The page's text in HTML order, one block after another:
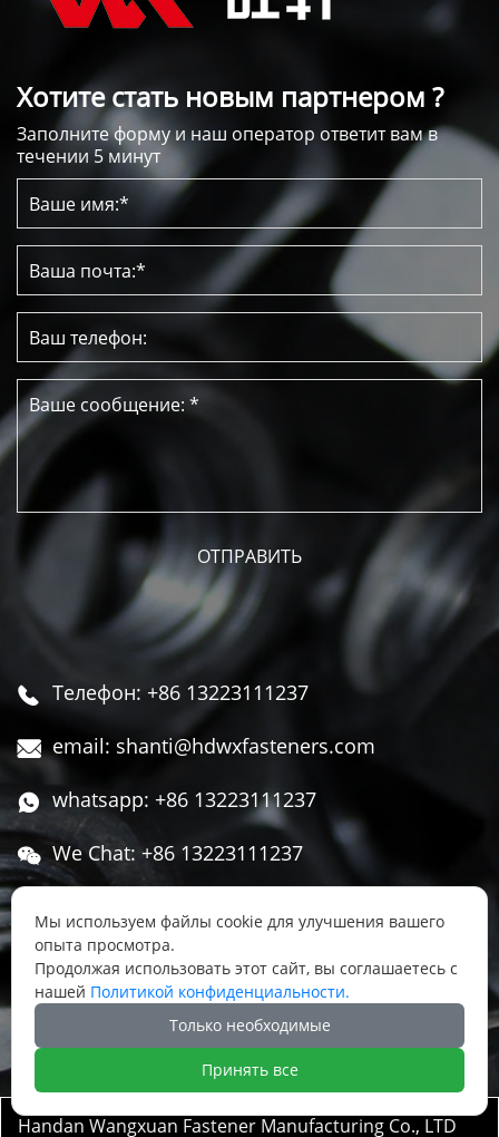
Хотите стать новым партнером ?
Заполните форму и наш оператор ответит вам в
течении 5 минут
 Телефон: +86 13223111237
 email: shanti@hdwxfasteners.com
 whatsapp: +86 13223111237
 We Chat: +86 13223111237
Чжоуцунь, поселок Сису, район Юннянь,
город Ханьдань, провинция Хэбэй, Китай

Handan Wangxuan Fastener Manufacturing Co., LTD
Мы используем файлы cookie для улучшения вашего
опыта просмотра.
Продолжая использовать этот сайт, вы соглашаетесь с
нашей Политикой конфиденциальности.
Только необходимые
Принять все